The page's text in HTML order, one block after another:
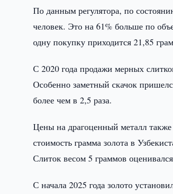
По данным регулятора, по
человек. Это на 61% больше по
одну покупку приходится 21,85
С 2020 года продажи мерных
Особенно заметный скачок
более чем в 2,5 раза.
Цены на драгоценный металл
стоимость грамма золота в
Слиток весом 5 граммов
С начала 2025 года золото